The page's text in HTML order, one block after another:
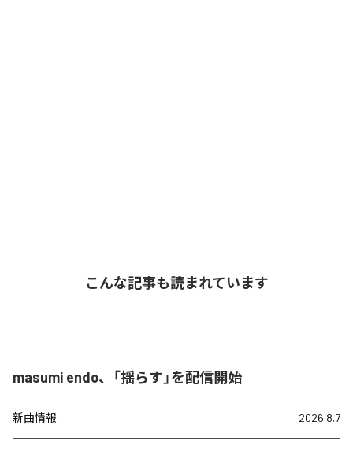
こんな記事も読まれています
masumi endo、「揺らす」を配信開始
新曲情報 2026.8.7